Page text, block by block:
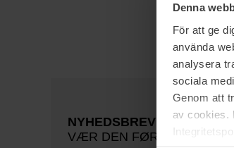
Denna
För att ge
använda
analysera
sociala
Genom att
av cookies.
NYHEDSBREV
VÆR DEN FØRSTE TIL AT